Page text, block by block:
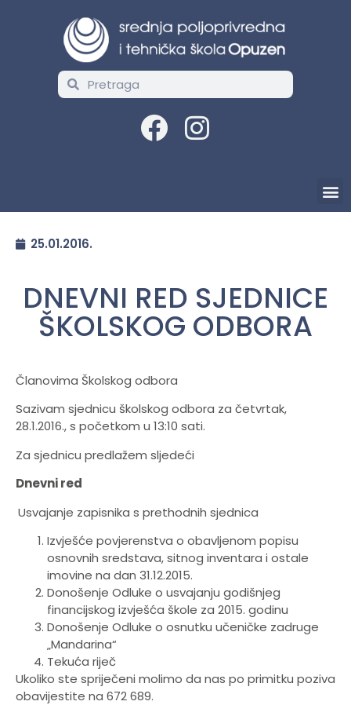
25.01.2016.
DNEVNI RED SJEDNICE
ŠKOLSKOG ODBORA
Članovima Školskog odbora
Sazivam sjednicu školskog odbora za četvrtak,
28.1.2016., s početkom u 13:10 sati.
Za sjednicu predlažem sljedeći
Dnevni red
Usvajanje zapisnika s prethodnih sjednica
Izvješće povjerenstva o obavljenom popisu
osnovnih sredstava, sitnog inventara i ostale
imovine na dan 31.12.2015.
Donošenje Odluke o usvajanju godišnjeg
financijskog izvješća škole za 2015. godinu
Donošenje Odluke o osnutku učeničke zadruge
„Mandarina“
Tekuća riječ
Ukoliko ste spriječeni molimo da nas po primitku poziva
obavijestite na 672 689.